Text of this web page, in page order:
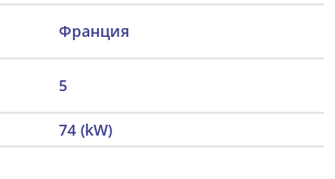
Франция
5
74 (kW)